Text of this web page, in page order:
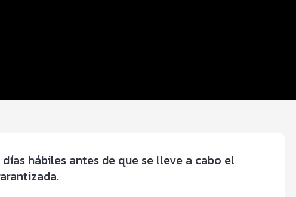
hábiles antes de que se lleve a cabo el